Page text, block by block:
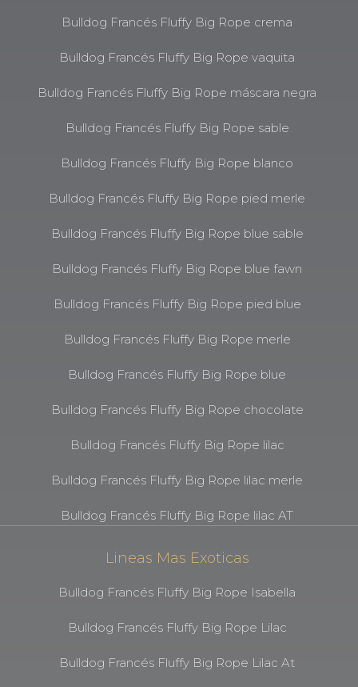
Bulldog Francés Fluffy Big Rope crema
Bulldog Francés Fluffy Big Rope vaquita
Bulldog Francés Fluffy Big Rope máscara negra
Bulldog Francés Fluffy Big Rope sable
Bulldog Francés Fluffy Big Rope blanco
Bulldog Francés Fluffy Big Rope pied merle
Bulldog Francés Fluffy Big Rope blue sable
Bulldog Francés Fluffy Big Rope blue fawn
Bulldog Francés Fluffy Big Rope pied blue
Bulldog Francés Fluffy Big Rope merle
Bulldog Francés Fluffy Big Rope blue
Bulldog Francés Fluffy Big Rope chocolate
Bulldog Francés Fluffy Big Rope lilac
Bulldog Francés Fluffy Big Rope lilac merle
Bulldog Francés Fluffy Big Rope lilac AT
Lineas Mas Exoticas
Bulldog Francés Fluffy Big Rope Isabella
Bulldog Francés Fluffy Big Rope Lilac
Bulldog Francés Fluffy Big Rope Lilac At